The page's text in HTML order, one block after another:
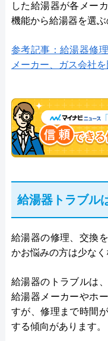
した給湯器が各メー
機能から給湯器を選ぶ
参考記事：給湯器修
メーカー、ガス会社
給湯器トラブル
給湯器の修理、交換
かお悩みの方は少なく
給湯器のトラブルは
給湯器メーカーやホ
すが、修理まで時間
する傾向があります。